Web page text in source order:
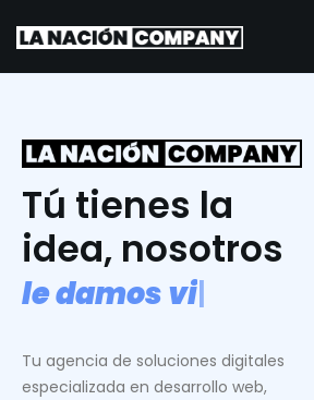
Tú tienes la
idea, nosotros
ledamosvid
Tu agencia de soluciones digitales
especializada en desarrollo web,